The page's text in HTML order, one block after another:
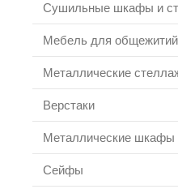
Сушильные шкафы и
Мебель для общежитий
Металлические
Верстаки
Металлические шкафы
Сейфы